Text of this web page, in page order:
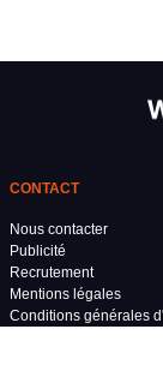
CONTACT
Nous contacter
Publicité
Recrutement
Mentions légales
Conditions générales